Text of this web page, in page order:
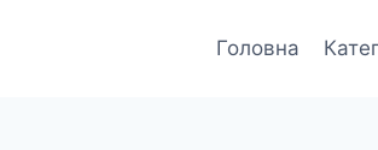
Головна